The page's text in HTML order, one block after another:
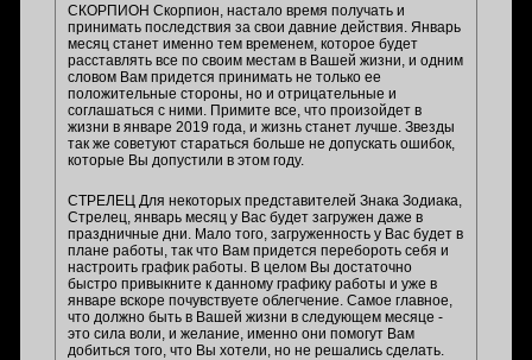
СКОРПИОН Скорпион, настало время получать и
принимать последствия за свои давние действия. Январь
месяц станет именно тем временем, которое будет
расставлять все по своим местам в Вашей жизни, и одним
словом Вам придется принимать не только ее
положительные стороны, но и отрицательные и
соглашаться с ними. Примите все, что произойдет в
жизни в январе 2019 года, и жизнь станет лучше. Звезды
так же советуют стараться больше не допускать ошибок,
которые Вы допустили в этом году.
СТРЕЛЕЦ Для некоторых представителей Знака Зодиака,
Стрелец, январь месяц у Вас будет загружен даже в
праздничные дни. Мало того, загруженность у Вас будет в
плане работы, так что Вам придется перебороть себя и
настроить график работы. В целом Вы достаточно
быстро привыкните к данному графику работы и уже в
январе вскоре почувствуете облегчение. Самое главное,
что должно быть в Вашей жизни в следующем месяце -
это сила воли, и желание, именно они помогут Вам
добиться того, что Вы хотели, но не решались сделать.